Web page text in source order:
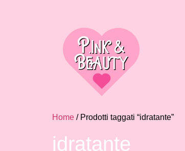
Home / Prodotti taggati “idratante”
idratante